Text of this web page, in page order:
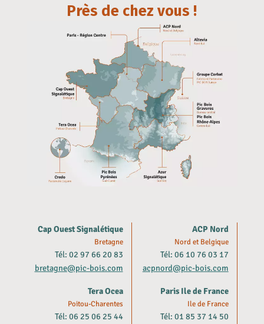
Près de chez vous !
Cap Ouest Signalétique
Bretagne
Tél: 02 97 66 20 83
bretagne@pic-bois.com
Tera Ocea
Poitou-Charentes
Tél: 06 25 06 25 44
ACP Nord
Nord et Belgique
Tél: 06 10 76 03 17
acpnord@pic-bois.com
Paris Ile de France
Ile de France
Tél: 01 85 37 14 50